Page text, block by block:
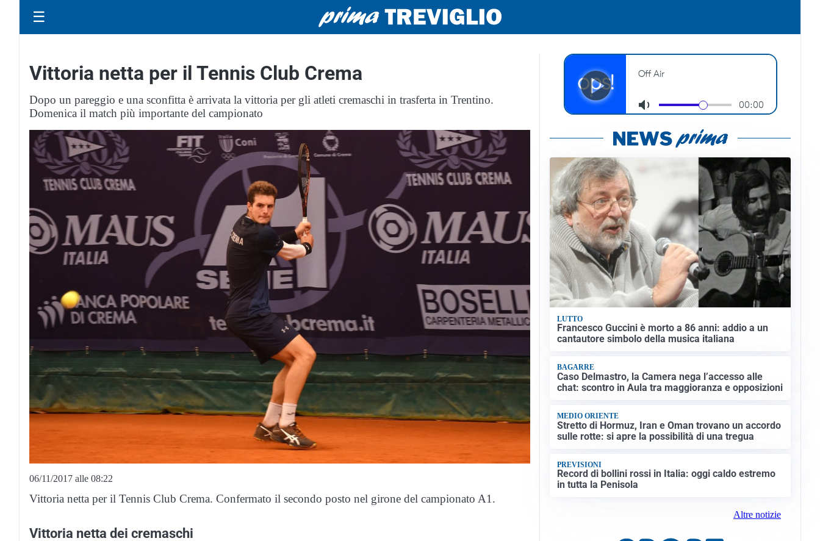
☰
Vittoria netta per il Tennis Club Crema
Dopo un pareggio e una sconfitta è arrivata la vittoria per gli atleti cremaschi in trasferta in Trentino.
Domenica il match più importante del campionato
06/11/2017 alle 08:22
Vittoria netta per il Tennis Club Crema. Confermato il secondo posto nel girone del campionato A1.
Vittoria netta dei cremaschi
LUTTO
Francesco Guccini è morto a 86 anni: addio a un
cantautore simbolo della musica italiana
BAGARRE
Caso Delmastro, la Camera nega l’accesso alle
chat: scontro in Aula tra maggioranza e opposizioni
MEDIO ORIENTE
Stretto di Hormuz, Iran e Oman trovano un accordo
sulle rotte: si apre la possibilità di una tregua
PREVISIONI
Record di bollini rossi in Italia: oggi caldo estremo
in tutta la Penisola
Altre notizie